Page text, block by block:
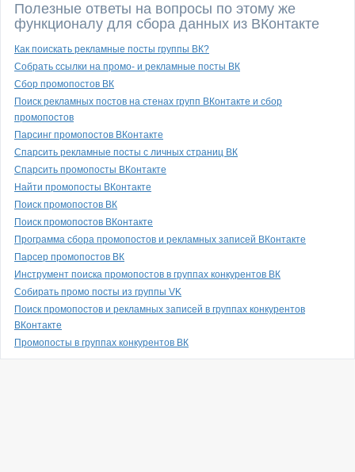
Полезные ответы на вопросы по этому же
функционалу для сбора данных из ВКонтакте
Как поискать рекламные посты группы ВК?
Собрать ссылки на промо- и рекламные посты ВК
Сбор промопостов ВК
Поиск рекламных постов на стенах групп ВКонтакте и сбор
промопостов
Парсинг промопостов ВКонтакте
Спарсить рекламные посты с личных страниц ВК
Спарсить промопосты ВКонтакте
Найти промопосты ВКонтакте
Поиск промопостов ВК
Поиск промопостов ВКонтакте
Программа сбора промопостов и рекламных записей ВКонтакте
Парсер промопостов ВК
Инструмент поиска промопостов в группах конкурентов ВК
Собирать промо посты из группы VK
Поиск промопостов и рекламных записей в группах конкурентов
ВКонтакте
Промопосты в группах конкурентов ВК